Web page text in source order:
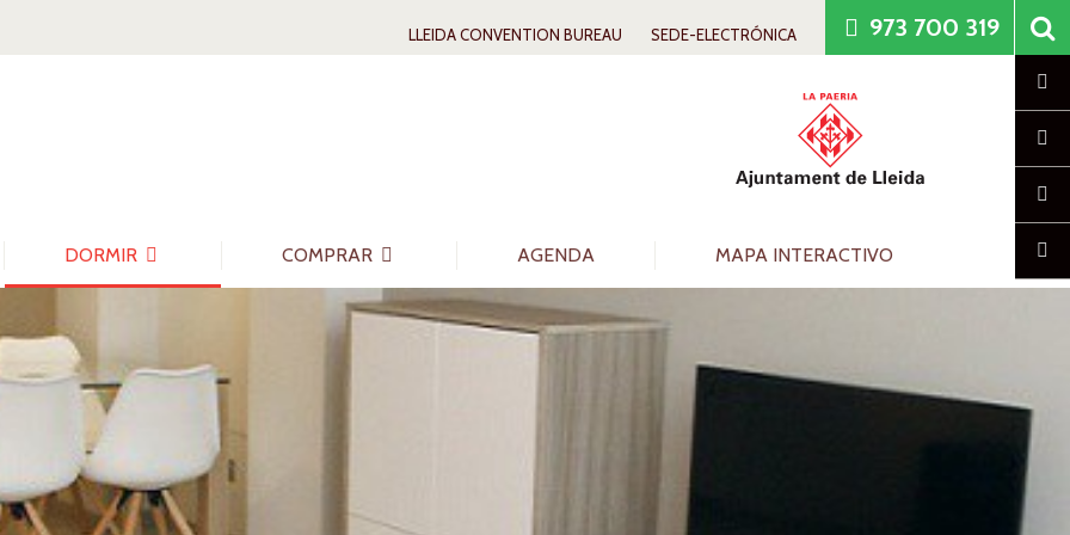
LLEIDA CONVENTION BUREAU SEDE-ELECTRÓNICA 973 700 319
DORMIR COMPRAR AGENDA MAPA INTERACTIVO